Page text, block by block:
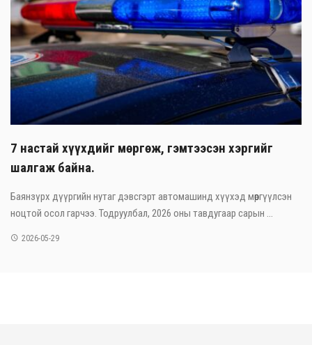
7 настай хүүхдийг мөргөж, гэмтээсэн хэргийг
шалгаж байна.
Баянзүрх дүүргийн нутаг дэвсгэрт автомашинд хүүхэд мөргүүлсэн
ноцтой осол гарчээ. Тодруулбал, 2026 оны тавдугаар сарын ...
2026-05-29